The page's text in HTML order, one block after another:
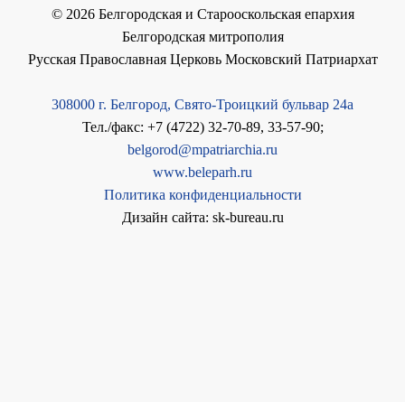
© 2026Белгородская и Старооскольская епархия
Белгородская митрополия
Русская Православная Церковь Московский Патриархат
308000 г. Белгород, Свято-Троицкий бульвар 24а
Тел./факс: +7 (4722) 32-70-89, 33-57-90;
belgorod@mpatriarchia.ru
www.beleparh.ru
Политика конфиденциальности
Дизайн сайта: sk-bureau.ru